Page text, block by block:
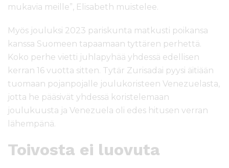
mukavia meille”, Elisabeth muistelee.
Myös jouluksi 2023 pariskunta matkusti poikansa
kanssa Suomeen tapaamaan tyttären perhettä.
Koko perhe vietti juhlapyhää yhdessä edellisen
kerran 16 vuotta sitten. Tytär Zurisadai pyysi äitiään
tuomaan pojanpojalle joulukoristeen Venezuelasta,
jotta he pääsivät yhdessä koristelemaan
joulukuusta ja Venezuela oli edes hitusen verran
lähempänä.
Toivosta ei luovuta